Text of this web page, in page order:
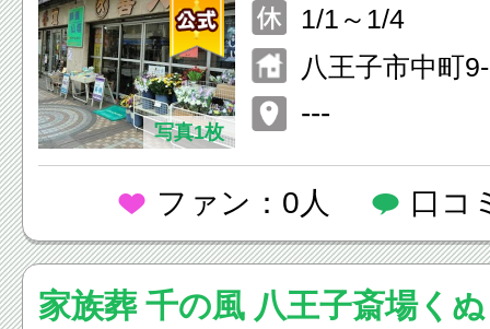
写真1枚
1/1～1/4
八王子市中町
---
ファン：0人 口コ
家族葬 千の風 八王子斎場く